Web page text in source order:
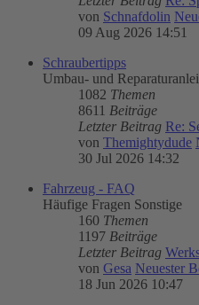
von Schnafdolin
09 Aug 2026 14:51
Schraubertipps
Umbau- und
1082 Themen
8611 Beiträge
Letzter Beitrag Re:
von Themightydude
30 Jul 2026 14:32
Fahrzeug - FAQ
Häufige Fragen Sonstige
160 Themen
1197 Beiträge
Letzter Beitrag
von Gesa Neuester
18 Jun 2026 10:47